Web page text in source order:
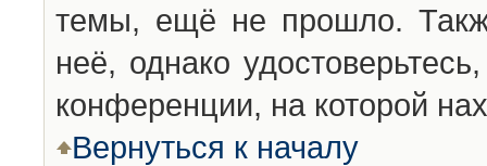
темы, ещё не прошло.
неё, однако
конференции, на которой
Вернуться к началу